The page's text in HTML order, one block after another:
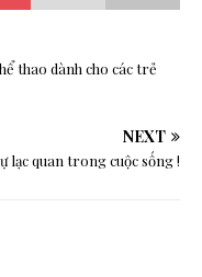
thao dành cho các trẻ
NEXT
lạc quan trong cuộc sống !